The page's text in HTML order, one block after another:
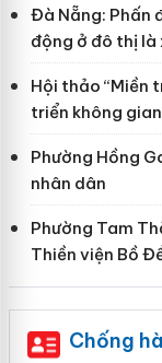
Đà Nẵng: Phấn
động ở đô thị là
Hội thảo “Miền
triển không
Phường Hồng
nhân dân
Phường Tam
Thiền viện Bồ
Chống